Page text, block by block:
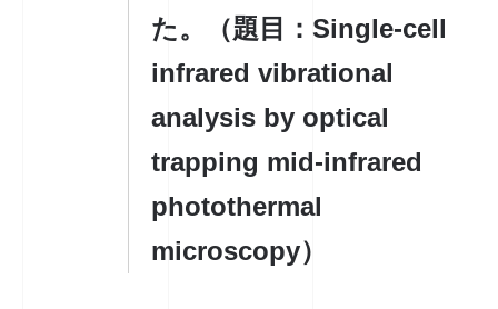
た。（題目：Single-cell
infrared vibrational
analysis by optical
trapping mid-infrared
photothermal
microscopy）